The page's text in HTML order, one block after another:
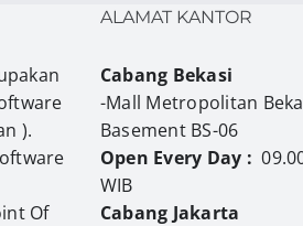
).
Of
ALAMAT KANTOR
Cabang Bekasi
-Mall Metropolitan
Basement BS-06
Open Every Day :
WIB
Cabang Jakarta